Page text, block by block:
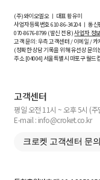
(주)와이오엘오 ㅣ 대표 황유미
사업자등록번호610-86-34204ㅣ 통신
070-8676-8799 (발신 전용)사업자 정
고객 문의: 우측 고객센터 / 이메일 /
(정확한 상담 기록을 위해 유선상 문
주소 [04004] 서울특별시 마포구 월드
고객센터
평일 오전 11시 ~ 오후 5시 (
E-mail : info@croket.co.kr
크로켓 고객센터 문의